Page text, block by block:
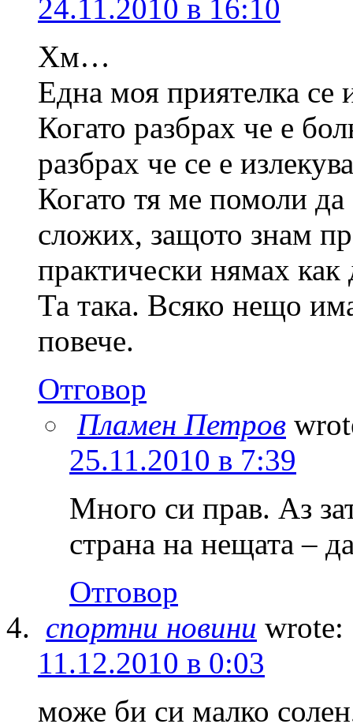
24.11.2010 в 16:10
Хм…
Една моя приятелка се
Когато разбрах че е
разбрах че се е
Когато тя ме помоли да
сложих, защото знам
практически нямах
Та така. Всяко нещо
повече.
Отговор
Пламен Петров
25.11.2010 в 7:39
Много си прав. Аз
страна на нещата –
Отговор
спортни новини wrote:
11.12.2010 в 0:03
може би си малко